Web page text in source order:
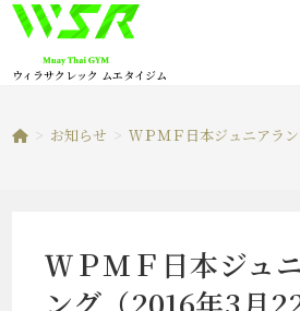
コ
ウィラサクレック ムエタイジム
> お知らせ > ＷＰＭＦ日本ジュニアラ
ＷＰＭＦ日本ジュ
ング（2016年3月22